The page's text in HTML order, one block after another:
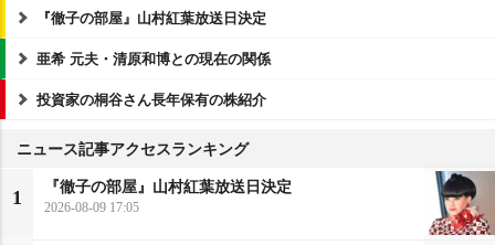
『徹子の部屋』山村紅葉放送日決定
亜希 元夫・清原和博との現在の関係
投資家の桐谷さん長年保有の株紹介
ニュース記事アクセスランキング
1
『徹子の部屋』山村紅葉放送日決定
2026-08-09 17:05